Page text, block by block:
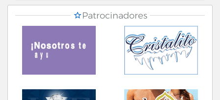
Patrocinadores